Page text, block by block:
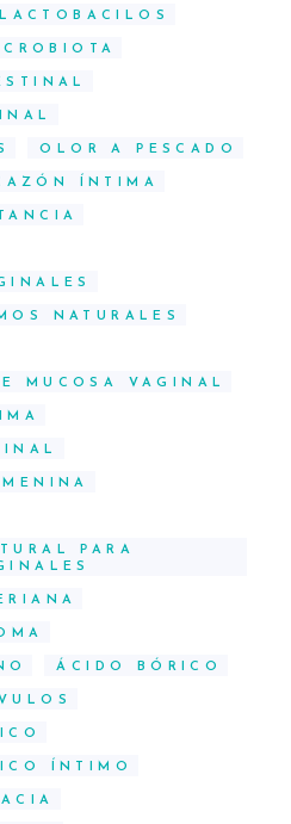
LACTOBACILOS
OLOR A PESCADO
ÍNTIMA
NATURALES
MUCOSA VAGINAL
PARA
ÁCIDO BÓRICO
ÍNTIMO